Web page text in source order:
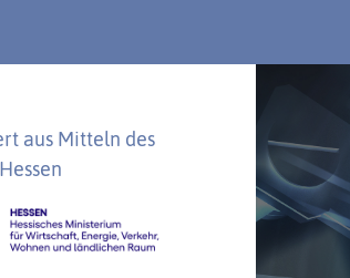
aus Mitteln des